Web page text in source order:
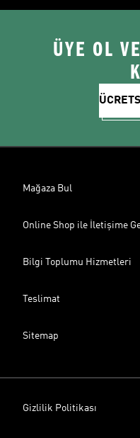
ÜYE OL
Mağaza Bul
Online Shop ile İletişime
Bilgi Toplumu Hizmetleri
Teslimat
Sitemap
Gizlilik Politikası